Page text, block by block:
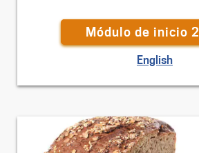
Módulo de inicio 2
English